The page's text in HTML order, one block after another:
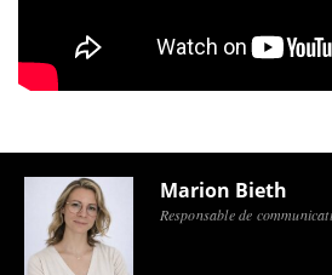
Marion Bieth
Responsable de